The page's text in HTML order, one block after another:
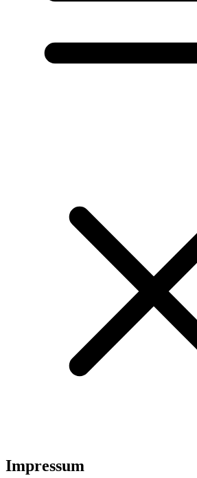
Impressum